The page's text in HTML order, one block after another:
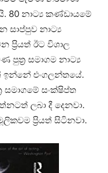
80 නාට්‍ය කණ්ඩායමේ
සාප්පුව නාට්‍ය
ප්‍රියත් ඊට විශාල
පුත්‍ර සමාගම නාට්‍ය
ඉන්නේ එංගලන්තයේ.
සංක්ෂිප්ත
ලබා දී දෙනවා.
ප්‍රියත් සිටිනවා.